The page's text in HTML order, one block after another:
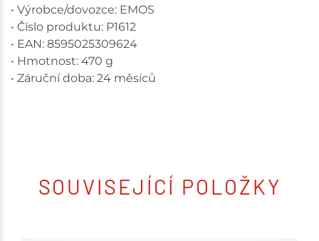
• Výrobce/dovozce: EMOS
• Číslo produktu: P1612
• EAN: 8595025309624
• Hmotnost: 470 g
• Záruční doba: 24 měsíců
SOUVISEJÍCÍ POLOŽKY